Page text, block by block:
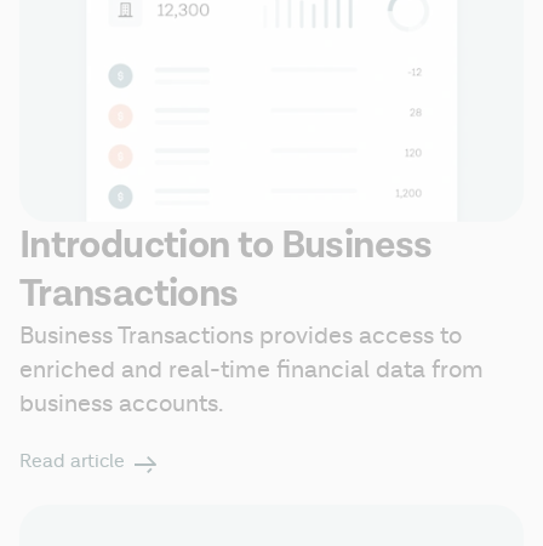
Introduction to Business
Transactions
Business Transactions provides access to
enriched and real-time financial data from
business accounts.
Read article